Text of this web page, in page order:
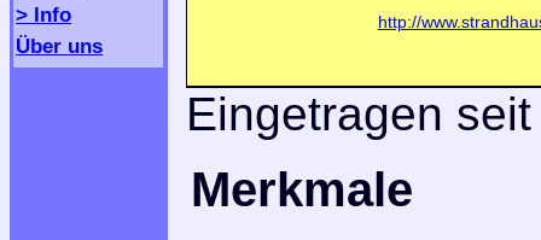
> Info
Über uns
http://
Eingetragen
Merkmale